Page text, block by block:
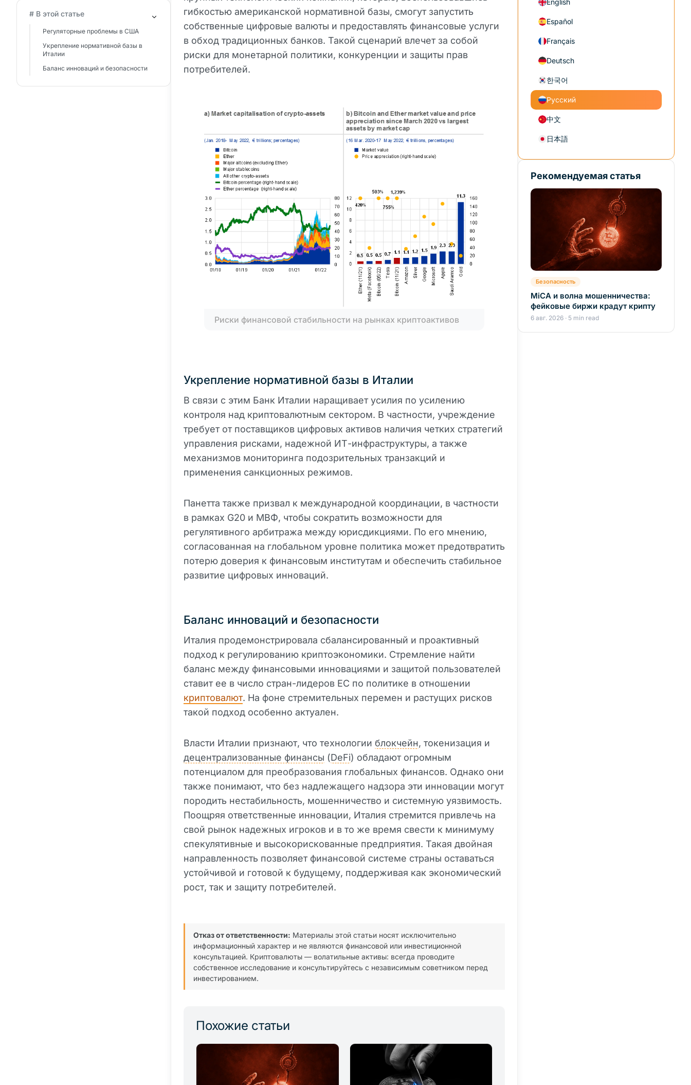
гибкостью американской нормативной базы, смогут запустить
собственные цифровые валюты и предоставлять финансовые услуги
в обход традиционных банков. Такой сценарий влечет за собой
риски для монетарной политики, конкуренции и защиты прав
потребителей.
Риски финансовой стабильности на рынках криптоактивов
Укрепление нормативной базы в Италии
В связи с этим Банк Италии наращивает усилия по усилению
контроля над криптовалютным сектором. В частности, учреждение
требует от поставщиков цифровых активов наличия четких стратегий
управления рисками, надежной ИТ-инфраструктуры, а также
механизмов мониторинга подозрительных транзакций и
применения санкционных режимов.
Панетта также призвал к международной координации, в частности
в рамках G20 и МВФ, чтобы сократить возможности для
регулятивного арбитража между юрисдикциями. По его мнению,
согласованная на глобальном уровне политика может предотвратить
потерю доверия к финансовым институтам и обеспечить стабильное
развитие цифровых инноваций.
Баланс инноваций и безопасности
Италия продемонстрировала сбалансированный и проактивный
подход к регулированию криптоэкономики. Стремление найти
баланс между финансовыми инновациями и защитой пользователей
ставит ее в число стран-лидеров ЕС по политике в отношении
криптовалют. На фоне стремительных перемен и растущих рисков
такой подход особенно актуален.
Власти Италии признают, что технологии блокчейн, токенизация и
децентрализованные финансы (DeFi) обладают огромным
потенциалом для преобразования глобальных финансов. Однако они
также понимают, что без надлежащего надзора эти инновации могут
породить нестабильность, мошенничество и системную уязвимость.
Поощряя ответственные инновации, Италия стремится привлечь на
свой рынок надежных игроков и в то же время свести к минимуму
спекулятивные и высокорискованные предприятия. Такая двойная
направленность позволяет финансовой системе страны оставаться
устойчивой и готовой к будущему, поддерживая как экономический
рост, так и защиту потребителей.
Отказ от ответственности: Материалы этой статьи носят исключительно
информационный характер и не являются финансовой или инвестиционной
консультацией. Криптовалюты — волатильные активы: всегда проводите
собственное исследование и консультируйтесь с независимым советником перед
инвестированием.
Похожие статьи
# В этой статье
Регуляторные проблемы в США
Укрепление нормативной базы в
Италии
Баланс инноваций и безопасности
English
Español
Français
Deutsch
한국어
Русский
中文
日本語
Рекомендуемая статья
Безопасность
MiCA и волна мошенничества:
фейковые биржи крадут крипту
6 авг. 2026 · 5 min read